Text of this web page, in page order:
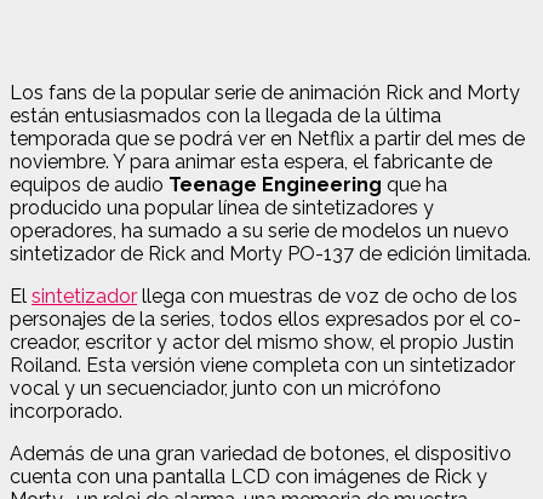
Los fans de la popular serie de animación Rick and Morty
están entusiasmados con la llegada de la última
temporada que se podrá ver en Netflix a partir del mes de
noviembre. Y para animar esta espera, el fabricante de
equipos de audio Teenage Engineering que ha
producido una popular línea de sintetizadores y
operadores, ha sumado a su serie de modelos un nuevo
sintetizador de Rick and Morty PO-137 de edición limitada.
El sintetizador llega con muestras de voz de ocho de los
personajes de la series, todos ellos expresados ​​por el co-
creador, escritor y actor del mismo show, el propio Justin
Roiland. Esta versión viene completa con un sintetizador
vocal y un secuenciador, junto con un micrófono
incorporado.
Además de una gran variedad de botones, el dispositivo
cuenta con una pantalla LCD con imágenes de Rick y